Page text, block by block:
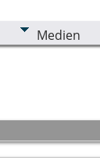
Medien